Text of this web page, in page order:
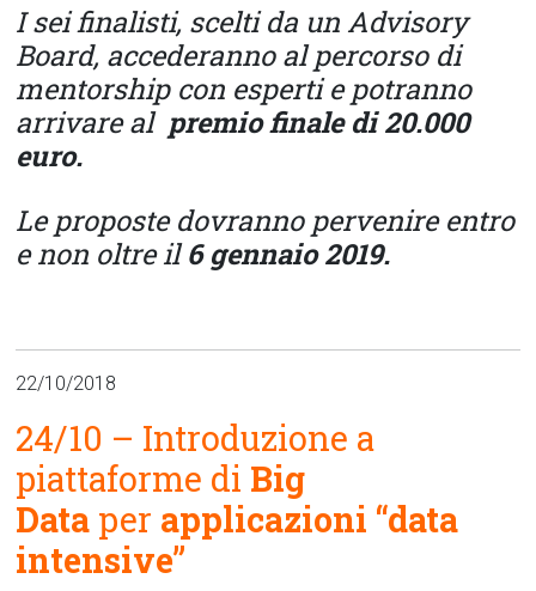
I sei finalisti, scelti da un Advisory
Board, accederanno al percorso di
mentorship con esperti e potranno
arrivare al premio finale di 20.000
euro.
Le proposte dovranno pervenire entro
e non oltre il6 gennaio 2019.
22/10/2018
24/10 – Introduzione a
piattaforme di Big
Data per applicazioni “data
intensive”